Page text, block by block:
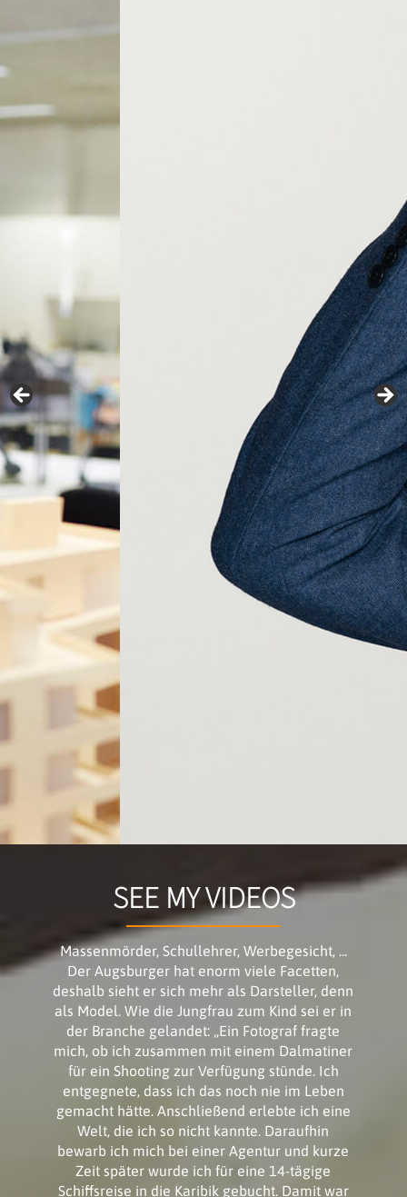
SEE MY VIDEOS
Massenmörder, Schullehrer, Werbegesicht, ...
Der Augsburger hat enorm viele Facetten,
deshalb sieht er sich mehr als Darsteller, denn
als Model. Wie die Jungfrau zum Kind sei er in
der Branche gelandet: „Ein Fotograf fragte
mich, ob ich zusammen mit einem Dalmatiner
für ein Shooting zur Verfügung stünde. Ich
entgegnete, dass ich das noch nie im Leben
gemacht hätte. Anschließend erlebte ich eine
Welt, die ich so nicht kannte. Daraufhin
bewarb ich mich bei einer Agentur und kurze
Zeit später wurde ich für eine 14-tägige
Schiffsreise in die Karibik gebucht. Damit war